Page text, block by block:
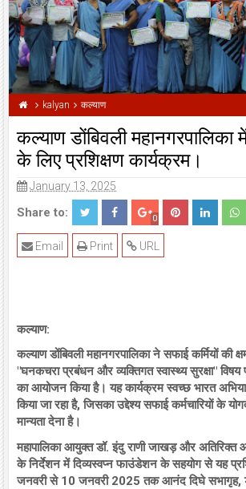
kalyan कल्याण
कल्याण डोंबिवली महानगरपालिका
के लिए प्रशिक्षण कार्यक्रम।
January 13, 2025
Share to: 0
URL
Print
Email
कल्याण:
कल्याण डोंबिवली महानगरपालिका ने सफाई कर्मियों की
"घनकचरा प्रबंधन और व्यक्तिगत स्वास्थ्य सुरक्षा" विषय
का आयोजन किया है। यह कार्यक्रम स्वच्छ भारत
किया जा रहा है, जिसका उद्देश्य सफाई कर्मचारियों के
मान्यता देना है।
महापालिका आयुक्त डॉ. इंदु राणी जाखड़ और अतिरिक्त
के निर्देशन में दिव्यस्वप्न फाउंडेशन के सहयोग से यह
जनवरी से 10 जनवरी 2025 तक आनंद दिघे सभागृह,